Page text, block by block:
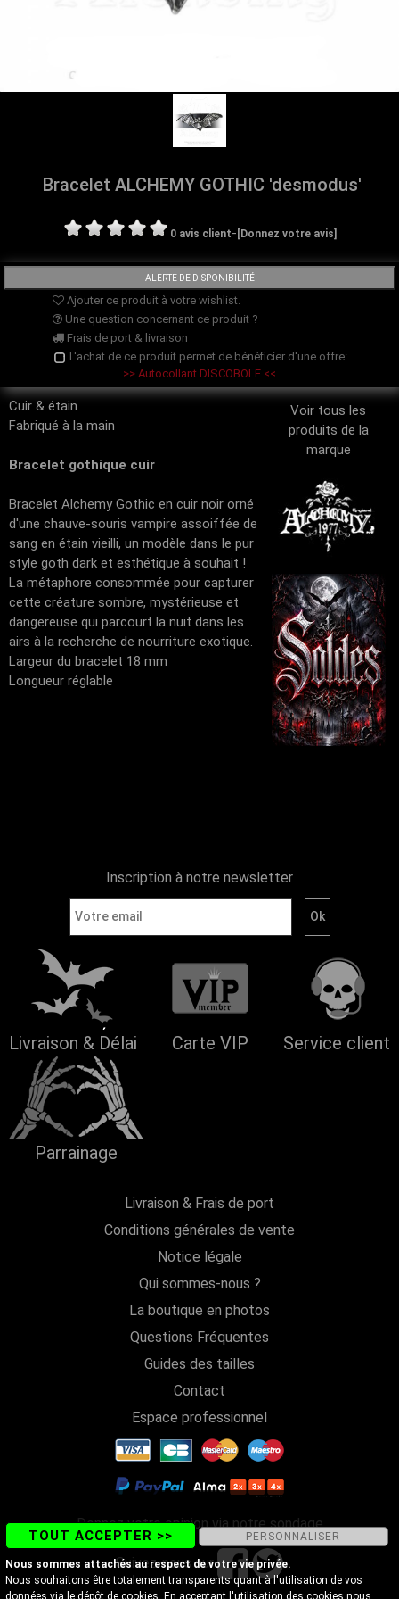
Bracelet ALCHEMY GOTHIC 'desmodus'
0 avis client- [Donnez votre avis]
Ajouter ce produit à votre wishlist.
Une question concernant ce produit ?
Frais de port & livraison
L'achat de ce produit permet de bénéficier d'une offre:
>> Autocollant DISCOBOLE <<
Voir tous les
produits de la
marque
Cuir & étain
Fabriqué à la main
Bracelet gothique cuir
Bracelet Alchemy Gothic en cuir noir orné
d'une chauve-souris vampire assoiffée de
sang en étain vieilli, un modèle dans le pur
style goth dark et esthétique à souhait !
La métaphore consommée pour capturer
cette créature sombre, mystérieuse et
dangereuse qui parcourt la nuit dans les
airs à la recherche de nourriture exotique.
Largeur du bracelet 18 mm
Longueur réglable
Inscription à notre newsletter
Livraison & Délai Carte VIP Service client
Parrainage
Livraison & Frais de port
Conditions générales de vente
Notice légale
Qui sommes-nous ?
La boutique en photos
Questions Fréquentes
Guides des tailles
Contact
Espace professionnel
Donnez votre opinion via notre sondage
Suivez-nous sur
TOUT ACCEPTER >> PERSONNALISER
Nous sommes attachés au respect de votre vie privée.
Nous souhaitons être totalement transparents quant à l'utilisation de vos
données via le dépôt de cookies. En acceptant l'utilisation des cookies nous